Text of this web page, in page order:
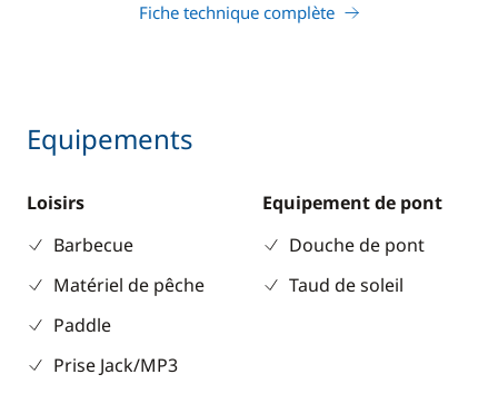
Fiche technique complète
Equipements
Loisirs
Barbecue
Matériel de pêche
Paddle
Prise Jack/MP3
Equipement de pont
Douche de pont
Taud de soleil